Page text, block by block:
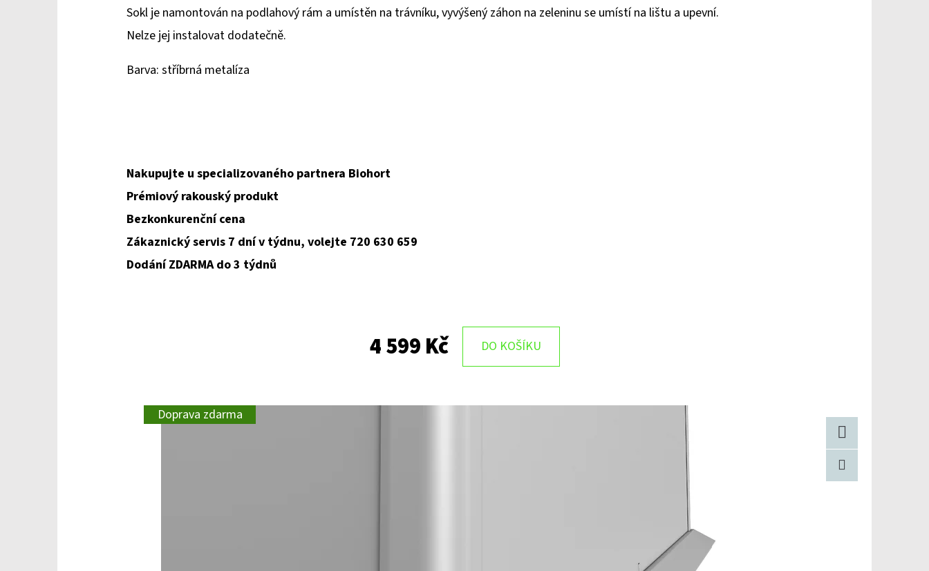
Sokl je namontován na podlahový rám a umístěn na trávníku, vyvýšený záhon na zeleninu se umístí na lištu a upevní.
Nelze jej instalovat dodatečně.
Barva: stříbrná metalíza
Nakupujte u specializovaného partnera Biohort
Prémiový rakouský produkt
Bezkonkurenční cena
Zákaznický servis 7 dní v týdnu, volejte 720 630 659
Dodání ZDARMA do 3 týdnů
4 599 Kč DO KOŠÍKU
Doprava zdarma
Facebook